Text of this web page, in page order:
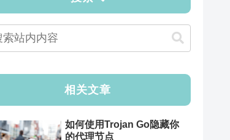
相关文章
如何使用Trojan Go隐藏你
的代理节点